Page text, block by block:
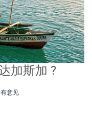
加斯加 ?
意见